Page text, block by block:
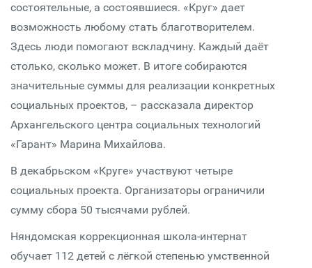
состоятельные, а состоявшиеся. «Круг» дает
возможность любому стать благотворителем.
Здесь люди помогают вскладчину. Каждый даёт
столько, сколько может. В итоге собираются
значительные суммы для реализации конкретных
социальных проектов, – рассказала директор
Архангельского центра социальных технологий
«Гарант» Марина Михайлова.
В декабрьском «Круге» участвуют четыре
социальных проекта. Организаторы ограничили
сумму сбора 50 тысячами рублей.
Няндомская коррекционная школа-интернат
обучает 112 детей с лёгкой степенью умственной